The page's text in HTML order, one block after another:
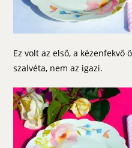
Ez volt az első, a kézenfekvő
szalvéta, nem az igazi.